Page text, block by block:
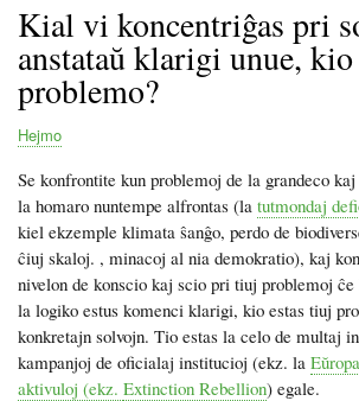
Kial vi koncentriĝas pri
anstataŭ klarigi unue, kio
problemo?
Hejmo
Se konfrontite kun problemoj de la grandeco
la homaro nuntempe alfrontas (la tutmondaj
kiel ekzemple klimata ŝanĝo, perdo de
ĉiuj skaloj. , minacoj al nia demokratio), kaj
nivelon de konscio kaj scio pri tiuj problemoj
la logiko estus komenci klarigi, kio estas tiuj
konkretajn solvojn. Tio estas la celo de multaj
kampanjoj de oficialaj institucioj (ekz. la
aktivuloj (ekz. Extinction Rebellion) egale.